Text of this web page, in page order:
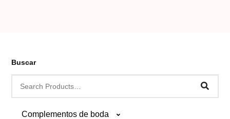
Buscar
Complementos de boda